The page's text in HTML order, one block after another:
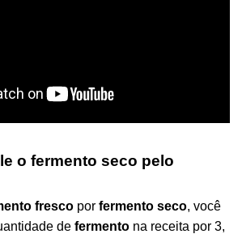
o fermento seco pelo
fresco porfermento seco, você
defermento na receita por 3,